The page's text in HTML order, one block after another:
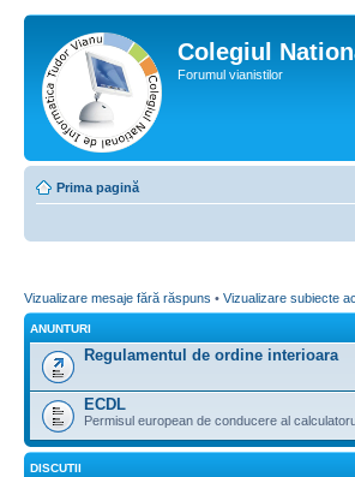
Colegiul
Forumul vianistilor
Prima pagină
Vizualizare mesaje fără răspuns • Vizualizare subiecte
ANUNTURI
Regulamentul de ordine interioara
ECDL
Permisul european de conducere al
DISCUTII